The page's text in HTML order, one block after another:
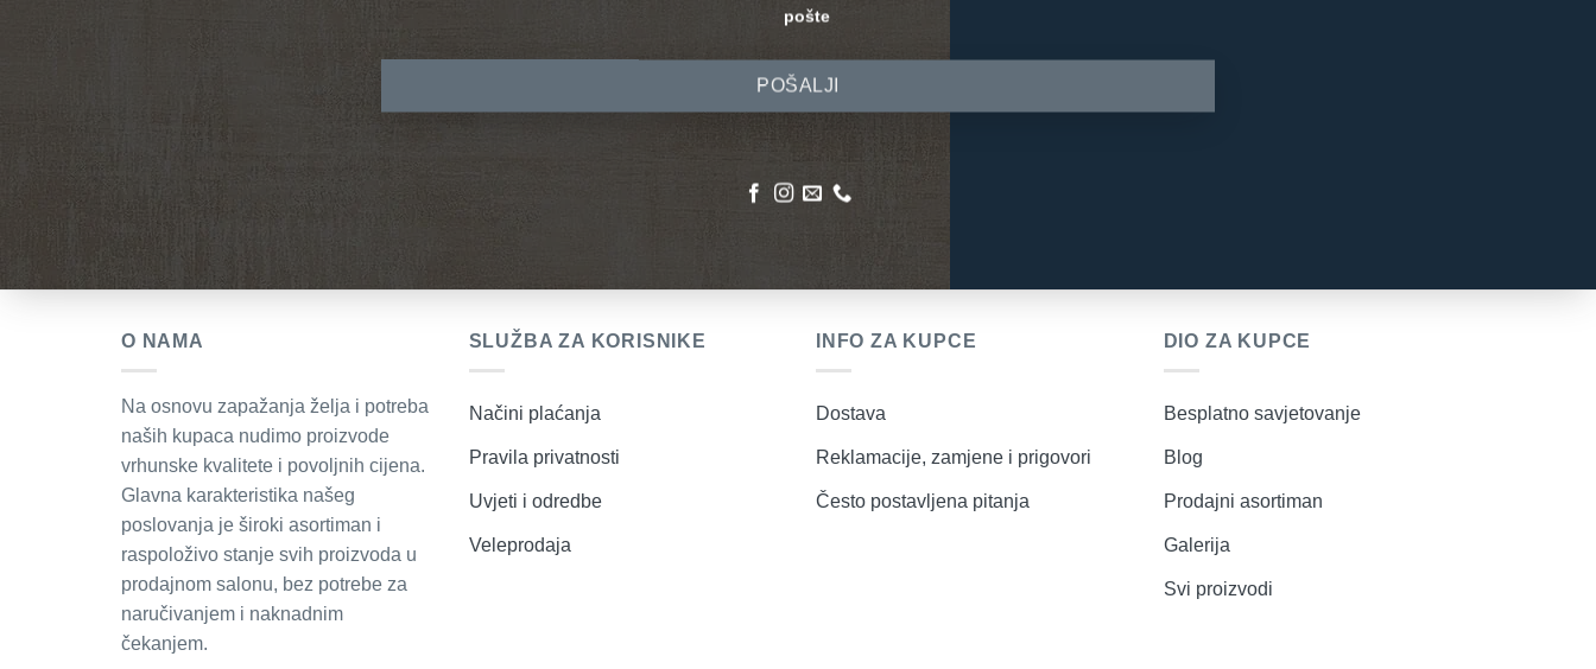
pošte
POŠALJI
O NAMA
Na osnovu zapažanja želja i potreba
naših kupaca nudimo proizvode
vrhunske kvalitete i povoljnih cijena.
Glavna karakteristika našeg
poslovanja je široki asortiman i
raspoloživo stanje svih proizvoda u
prodajnom salonu, bez potrebe za
naručivanjem i naknadnim
čekanjem.
SLUŽBA ZA KORISNIKE
Načini plaćanja
Pravila privatnosti
Uvjeti i odredbe
Veleprodaja
INFO ZA KUPCE
Dostava
Reklamacije, zamjene i prigovori
Često postavljena pitanja
DIO ZA KUPCE
Besplatno savjetovanje
Blog
Prodajni asortiman
Galerija
Svi proizvodi